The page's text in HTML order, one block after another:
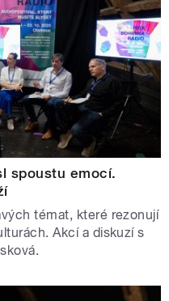
spoustu emocí.
témat, které rezonují
Akcí a diskuzí s